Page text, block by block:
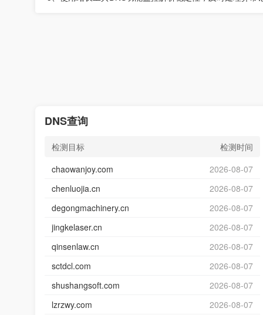
DNS查询
检测目标
检测时间
chaowanjoy.com
2026-08-07
chenluojia.cn
2026-08-07
degongmachinery.cn
2026-08-07
jingkelaser.cn
2026-08-07
qinsenlaw.cn
2026-08-07
sctdcl.com
2026-08-07
shushangsoft.com
2026-08-07
lzrzwy.com
2026-08-07